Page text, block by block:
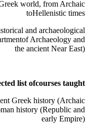
world, from Archaic
toHellenistic times
and archaeological
Archaeology and
the ancient Near East)
list ofcourses taught
Greek history (Archaic
history (Republic and
early Empire)